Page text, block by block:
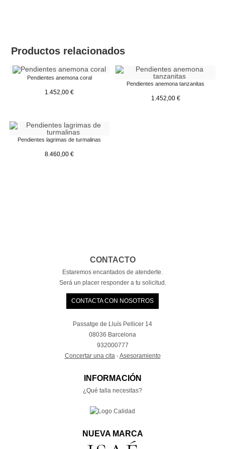
Productos relacionados
Pendientes anemona coral
1.452,00€
Pendientes anemona tanzanitas
1.452,00 €
Pendientes lagrimas de turmalinas
8.460,00€
CONTACTO
Estaremos encantados de atenderte.
Será un placer responder a tu solicitud.
CONTACTA CON NOSOTROS
Passatge de Lluís Pellicer 14
08036 Barcelona
932000777
Concertar una cita· Asesoramiento
INFORMACIÓN
¿Qué talla necesitas?
NUEVA MARCA